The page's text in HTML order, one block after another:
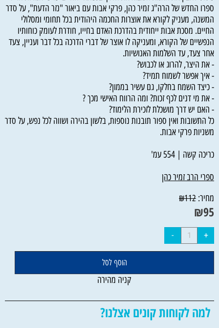
ספרו החדש של הרה"ג זמיר כהן, פרקי אבות עם ביאור "נזר הדעת", על סדר
המשנה, מעניק לקורא את אוצרות החכמה היהודית בכל תחומי ומסלולי
החיים. מסכת אבות ייחודית בהדרכת האדם בחייו, חודרת לעומק כוחותיו
הנפשיים של הקורא, ומעניקה לו אוצר של דברי הדרכה בכל דבר ועניין, צעד
אחר צעד, עד השלמות האנושיות.
- את היצר, להרוג או לכבוש?
- איך אפשר לשמוח תמיד?
- כיצד השמח בחלקו, גם עשיר בממון?
- את מי דנים לכף זכות? ומה הרווח האישי מכך ?
- האם יש דרך מושכלת לזכירת הלימוד?
כל התשובות ואין ספור תובנות נוספות, בלשון בהירה ושווה לכל נפש, על סדר
משניות פרקי אבות.
כריכה קשה | 554 עמ'
ספרי הרב זמיר כהן
מחיר:
₪112
₪95
הוסף לסל
קניה מהירה
למה לקוחות קונים אצלנו?